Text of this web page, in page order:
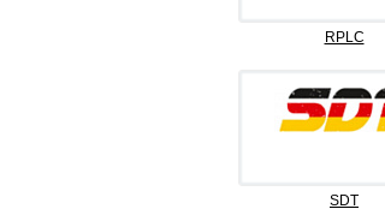
RPLC
SDT